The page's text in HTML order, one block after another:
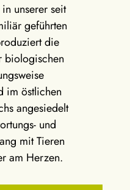
unserer seit
geführten
die
biologischen
im östlichen
angesiedelt
und
mit Tieren
am Herzen.